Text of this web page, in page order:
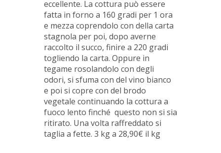
eccellente. La cottura può essere
fatta in forno a 160 gradi per 1 ora
e mezza coprendolo con della carta
stagnola per poi, dopo averne
raccolto il succo, finire a 220 gradi
togliendo la carta. Oppure in
tegame rosolandolo con degli
odori, si sfuma con del vino bianco
e poi si copre con del brodo
vegetale continuando la cottura a
fuoco lento finché questo non si sia
ritirato. Una volta raffreddato si
taglia a fette. 3 kg a 28,90€ il kg